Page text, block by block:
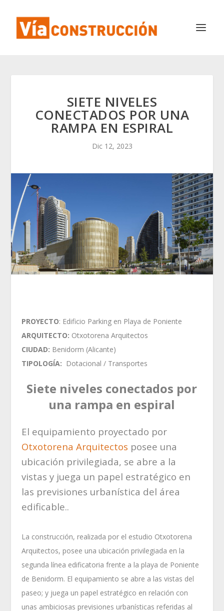
SIETE NIVELES
CONECTADOS POR UNA
RAMPA EN ESPIRAL
Dic 12, 2023
PROYECTO: Edificio Parking en Playa de Poniente
ARQUITECTO: Otxotorena Arquitectos
CIUDAD: Benidorm (Alicante)
TIPOLOGÍA: Dotacional / Transportes
Siete niveles conectados por
una rampa en espiral
El equipamiento proyectado por
Otxotorena Arquitectos posee una
ubicación privilegiada, se abre a la
vistas y juega un papel estratégico en
las previsiones urbanística del área
edificable..
La construcción, realizada por el estudio Otxotorena
Arquitectos, posee una ubicación privilegiada en la
segunda línea edificatoria frente a la playa de Poniente
de Benidorm. El equipamiento se abre a las vistas del
paseo; y juega un papel estratégico en relación con
unas ambiciosas previsiones urbanísticas referidas al